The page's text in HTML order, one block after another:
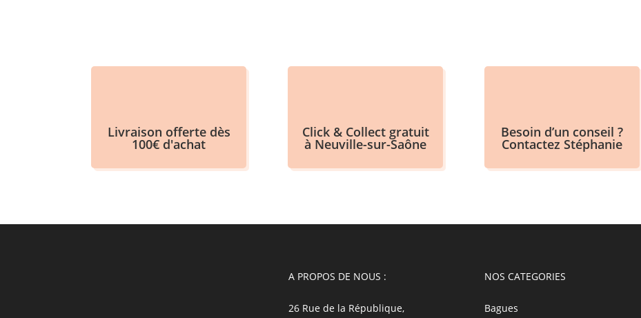
Livraison offerte dès
100€ d'achat
Click & Collect gratuit
à Neuville-sur-Saône
Besoin d’un conseil ?
Contactez Stéphanie
A PROPOS DE NOUS :
26 Rue de la République,
NOS CATEGORIES
Bagues